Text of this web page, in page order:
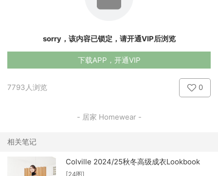
sorry，该内容已锁定，请开通VIP后浏览
下载APP，开通VIP
7793人浏览 0
- 居家 Homewear -
相关笔记
Colville 2024/25秋冬高级成衣Lookbook
[24图]